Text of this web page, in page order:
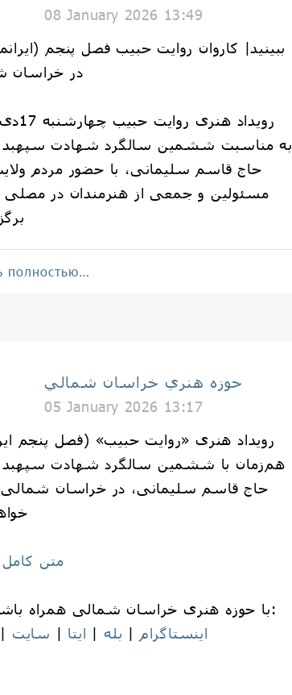
08 January 2026 13:49
در خراسان
به مناسبت ششمین سالگرد شهادت
حاج قاسم سلیمانی، با حضور مردم
مسئولین و جمعی از هنرمندان در مصلی
полностью…
حوزه هنري خراسان شمالي
05 January 2026 13:17
رویداد هنری «روایت حبیب» (فصل پنجم
هم‌زمان با ششمین سالگرد شهادت
حاج قاسم سلیمانی، در خراسان شمالی
📌متن
📱 با حوزه هنری خراسان شمالی همراه باشید:
اینستاگرام | بله| ایتا | سایت |